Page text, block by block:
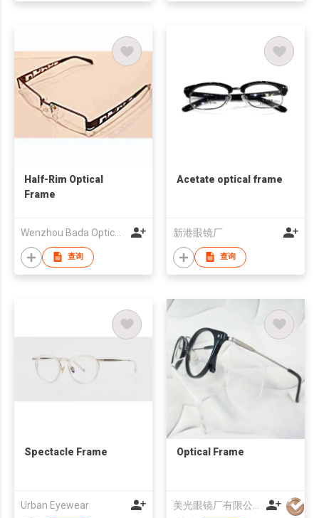
Half-Rim Optical
Frame
Wenzhou Bada Optical Co Ltd
查询
Acetate optical frame
新港眼镜厂
查询
Spectacle Frame
Urban Eyewear
Optical Frame
美光眼镜厂有限公司